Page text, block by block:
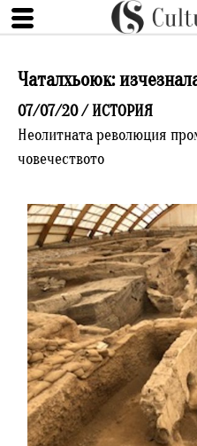
Чаталхьоюк:
07/07/20 /ИСТОРИЯ
Неолитната революция
човечеството